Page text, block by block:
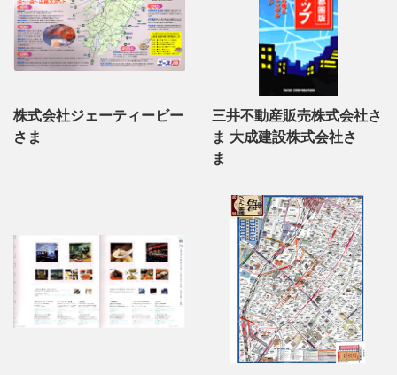
株式会社ジェーティービー
さま
三井不動産販売株式会社さ
ま 大成建設株式会社さ
ま